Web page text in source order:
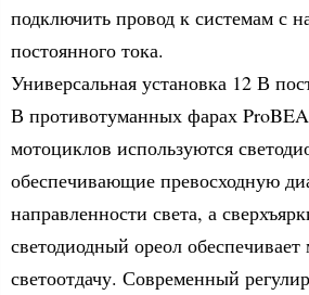
подключить провод к системам с
постоянного тока.
Универсальная установка 12 В
В противотуманных фарах
мотоциклов используются
обеспечивающие превосходную
направленности света, а
светодиодный ореол
светоотдачу. Современный